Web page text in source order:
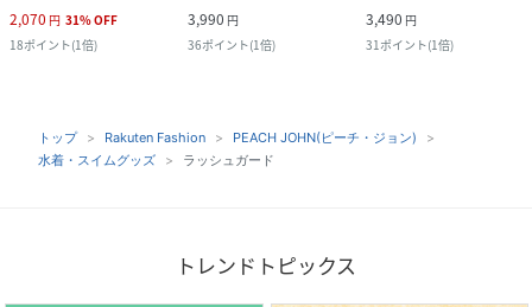
2,070 円 31%OFF
18ポイント(1倍)
3,990 円
36ポイント(1倍)
3,490 円
31 ポイント(1倍)
トップ Rakuten Fashion
PEACH JOHN(ピーチ・ジョン)
水着・スイムグッズ
ラッシュガード
トレンドトピックス